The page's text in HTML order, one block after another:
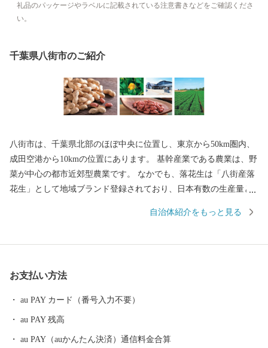
礼品のパッケージやラベルに記載されている注意書きなどをご確認くださ
い。
千葉県八街市のご紹介
八街市は、千葉県北部のほぼ中央に位置し、東京から50km圏内、
成田空港から10kmの位置にあります。 基幹産業である農業は、野
菜が中心の都市近郊型農業です。 なかでも、落花生は「八街産落
花生」として地域ブランド登録されており、日本有数の生産量と
い安心して暮らせる八街」をめざして、 豊かな自然を守り、便利
自治体紹介をもっと見る
お支払い方法
au PAY カード（番号入力不要）
au PAY 残高
au PAY（auかんたん決済）通信料金合算